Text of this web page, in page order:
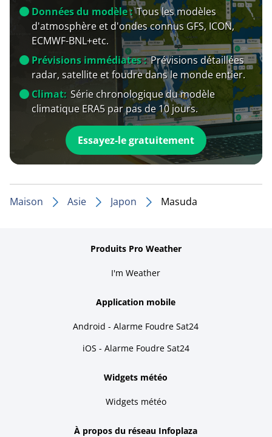
Données du modèle : Tous les modèles
d'atmosphère et d'ondes connus GFS, ICON,
ECMWF-BNL+etc.
Prévisions immédiates : Prévisions détaillées
radar, satellite et foudre dans le monde entier.
Climat: Série chronologique du modèle
climatique ERA5 par pas de 10 jours.
Essayez-le gratuitement
Maison Asie Japon Masuda
Produits Pro Weather
I'm Weather
Application mobile
Android - Alarme Foudre Sat24
iOS - Alarme Foudre Sat24
Widgets météo
Widgets météo
À propos du réseau Infoplaza